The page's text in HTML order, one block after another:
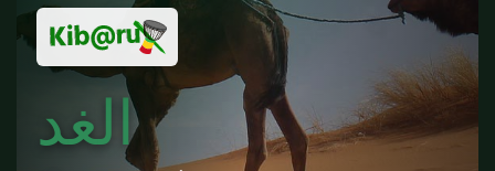
الغد